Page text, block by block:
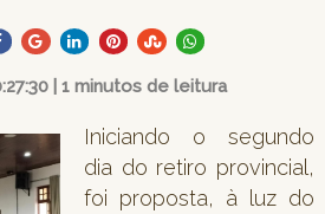
| 1 minutos de leitura
Iniciando o segundo
dia do retiro provincial,
foi proposta, à luz do